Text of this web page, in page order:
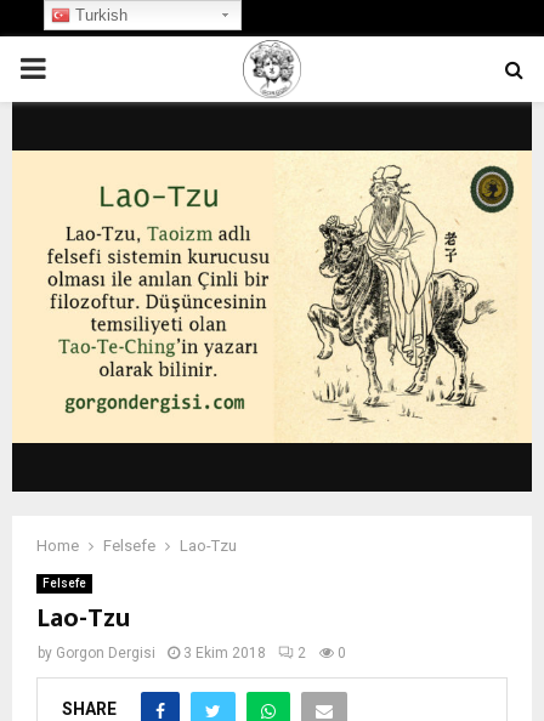
PRIMARY
Home Felsefe Lao-Tzu
Felsefe
Lao-Tzu
by Gorgon Dergisi 3 Ekim 2018 2 0
SHARE
Turkish